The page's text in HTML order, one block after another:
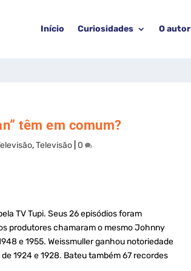
Início Curiosidades O autor
têm em comum?
,Televisão| 0
TV Tupi. Seus 26 episódios foram
produtores chamaram o mesmo Johnny
e 1955. Weissmuller ganhou notoriedade
1924 e 1928. Bateu também 67 recordes